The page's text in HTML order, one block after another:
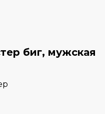
биг, мужская